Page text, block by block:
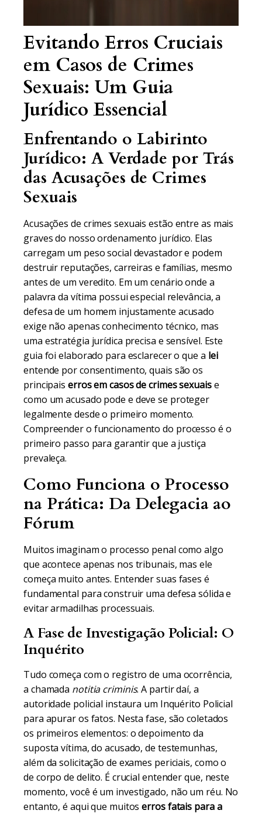
Evitando Erros Cruciais
em Casos de Crimes
Sexuais: Um Guia
Jurídico Essencial
Enfrentando o Labirinto
Jurídico: A Verdade por Trás
das Acusações de Crimes
Sexuais
Acusações de crimes sexuais estão entre as mais
graves do nosso ordenamento jurídico. Elas
carregam um peso social devastador e podem
destruir reputações, carreiras e famílias, mesmo
antes de um veredito. Em um cenário onde a
palavra da vítima possui especial relevância, a
defesa de um homem injustamente acusado
exige não apenas conhecimento técnico, mas
uma estratégia jurídica precisa e sensível. Este
guia foi elaborado para esclarecer o que a lei
entende por consentimento, quais são os
principais erros em casos de crimes sexuaise
como um acusado pode e deve se proteger
legalmente desde o primeiro momento.
Compreender o funcionamento do processo é o
primeiro passo para garantir que a justiça
prevaleça.
Como Funciona o Processo
na Prática: Da Delegacia ao
Fórum
Muitos imaginam o processo penal como algo
que acontece apenas nos tribunais, mas ele
começa muito antes. Entender suas fases é
fundamental para construir uma defesa sólida e
evitar armadilhas processuais.
A Fase de Investigação Policial: O
Inquérito
Tudo começa com o registro de uma ocorrência,
a chamada notitia criminis. A partir daí, a
autoridade policial instaura um Inquérito Policial
para apurar os fatos. Nesta fase, são coletados
os primeiros elementos: o depoimento da
suposta vítima, do acusado, de testemunhas,
além da solicitação de exames periciais, como o
de corpo de delito. É crucial entender que, neste
momento, você é um investigado, não um réu. No
entanto, é aqui que muitoserros fatais para a